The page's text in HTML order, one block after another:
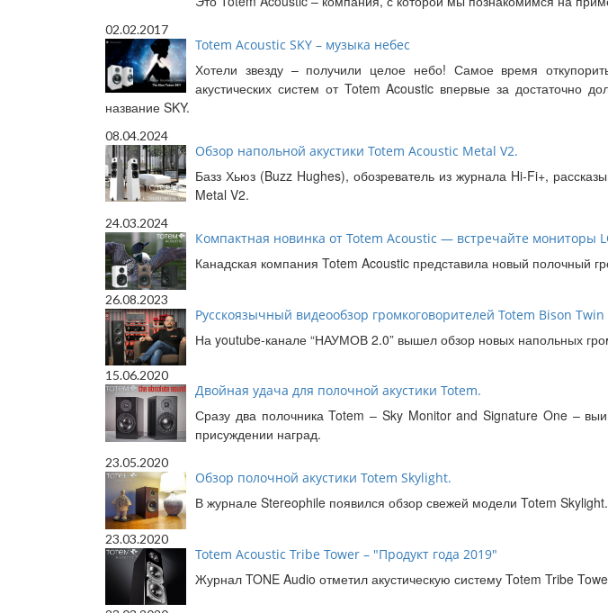
02.02.2017
Totem Acoustic SKY – музыка небес
Хотели звезду – получили целое небо! Самое время
акустических систем от Totem Acoustic впервые за достаточно
название SKY.
08.04.2024
Обзор напольной акустики Totem Acoustic Metal V2.
Базз Хьюз (Buzz Hughes), обозреватель из журнала Hi-Fi+,
Metal V2.
24.03.2024
Компактная новинка от Totem Acoustic — встречайте мониторы
Канадская компания Totem Acoustic представила новый полочный
26.08.2023
Русскоязычный видеообзор громкоговорителей Totem Bison Twin
На youtube-канале “НАУМОВ 2.0” вышел обзор новых напольных
15.06.2020
Двойная удача для полочной акустики Totem.
Сразу два полочника Totem – Sky Monitor and Signature One –
присуждении наград.
23.05.2020
Обзор полочной акустики Totem Skylight.
В журнале Stereophile появился обзор свежей модели Totem
23.03.2020
Totem Acoustic Tribe Tower – "Продукт года 2019"
Журнал TONE Audio отметил акустическую систему Totem Tribe